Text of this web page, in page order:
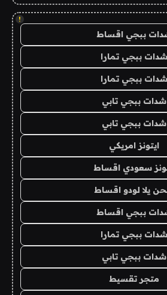
!
ببجي اقساط
شدات ببجي تمارا
شدات ببجي تمارا
شدات ببجي تابي
شدات ببجي تابي
ايتونز امريكي
سعودي اقساط
يلا لودو اقساط
ببجي اقساط
شدات ببجي تمارا
شدات ببجي تابي
متجر تقسيط